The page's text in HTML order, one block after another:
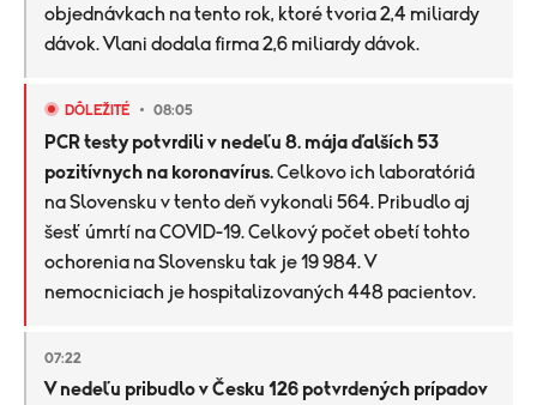
objednávkach na tento rok, ktoré tvoria 2,4 miliardy
dávok. Vlani dodala firma 2,6 miliardy dávok.
08:05
DÔLEŽITÉ
PCR testy potvrdili v nedeľu 8. mája ďalších 53
pozitívnych na koronavírus.Celkovo ich laboratóriá
na Slovensku v tento deň vykonali 564. Pribudlo aj
šesť úmrtí na COVID-19. Celkový počet obetí tohto
ochorenia na Slovensku tak je 19 984. V
nemocniciach je hospitalizovaných 448 pacientov.
07:22
V nedeľu pribudlo v Česku 126 potvrdených prípadov